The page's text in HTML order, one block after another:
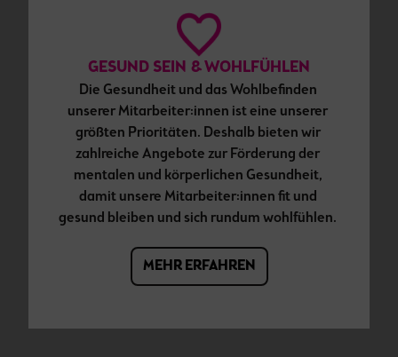
GESUND SEIN & WOHLFÜHLEN
Die Gesundheit und das Wohlbefinden
unserer Mitarbeiter:innen ist eine unserer
größten Prioritäten. Deshalb bieten wir
zahlreiche Angebote zur Förderung der
mentalen und körperlichen Gesundheit,
damit unsere Mitarbeiter:innen fit und
gesund bleiben und sich rundum wohlfühlen.
MEHR ERFAHREN